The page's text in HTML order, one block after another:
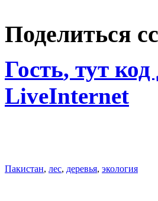
Поделиться
Гость, тут
LiveInternet
Пакистан, лес, деревья, экология